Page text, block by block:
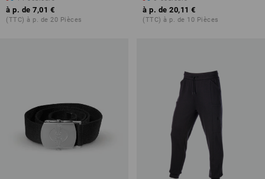
à p. de 7,01 €
(TTC) à p. de 20 Pièces
à p. de 20,11 €
(TTC) à p. de 10 Pièces